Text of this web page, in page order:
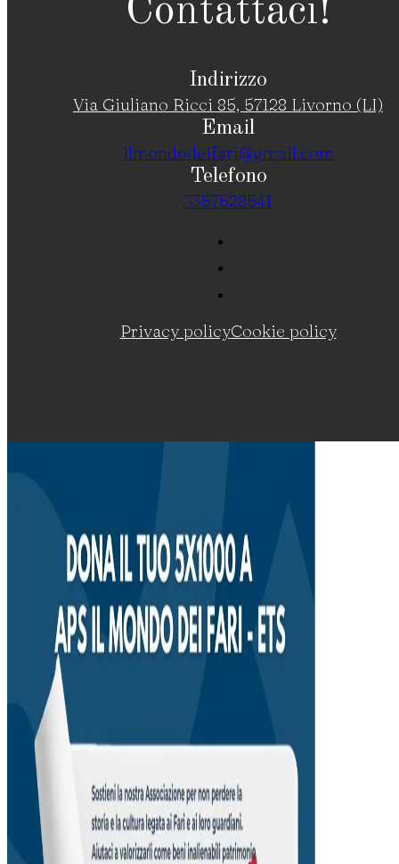
Contattaci!
Indirizzo
Via Giuliano Ricci 85, 57128 Livorno (LI)
Email
ilmondodeifari@gmail.com
Telefono
3357528541
Privacy policyCookie policy